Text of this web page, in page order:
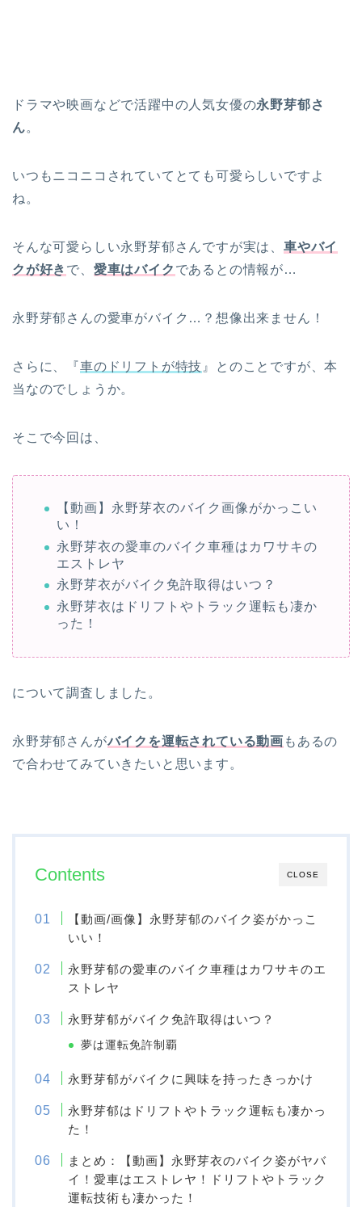
ドラマや映画などで活躍中の人気女優の永野芽郁さ
ん。
いつもニコニコされていてとても可愛らしいですよ
ね。
そんな可愛らしい永野芽郁さんですが実は、 車やバイ
クが好き で、 愛車はバイク であるとの情報が…
永野芽郁さんの愛車がバイク…？想像出来ません！
さらに、『車のドリフトが特技 』とのことですが、本
当なのでしょうか。
そこで今回は、
【動画】永野芽衣のバイク画像がかっこい
い！
永野芽衣の愛車のバイク車種はカワサキの
エストレヤ
永野芽衣がバイク免許取得はいつ？
永野芽衣はドリフトやトラック運転も凄か
った！
について調査しました。
永野芽郁さんがバイクを運転されている動画 もあるの
で合わせてみていきたいと思います。
CLOSE
Contents
【動画/画像】永野芽郁のバイク姿がかっこ
いい！
永野芽郁の愛車のバイク車種はカワサキのエ
ストレヤ
永野芽郁がバイク免許取得はいつ？
夢は運転免許制覇
永野芽郁がバイクに興味を持ったきっかけ
永野芽郁はドリフトやトラック運転も凄かっ
た！
まとめ：【動画】永野芽衣のバイク姿がヤバ
イ！愛車はエストレヤ！ドリフトやトラック
運転技術も凄かった！